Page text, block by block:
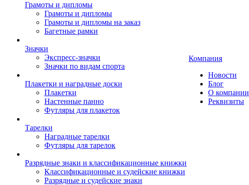
Грамоты и дипломы
Грамоты и дипломы
Грамоты и дипломы на заказ
Багетные рамки
Значки
Экспресс-значки
Значки по видам спорта
Плакетки и наградные доски
Плакетки
Настенные панно
Футляры для плакеток
Тарелки
Наградные тарелки
Футляры для тарелок
Разрядные знаки и классификационные книжки
Классификационные и судейские книжки
Разрядные и судейские знаки
Компания
Новости
Блог
О компании
Реквизиты